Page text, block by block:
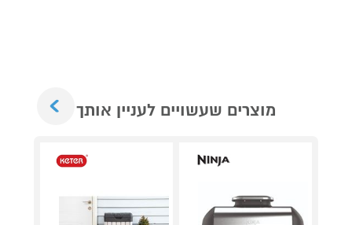
מוצרים שעשויים לעניין אותך